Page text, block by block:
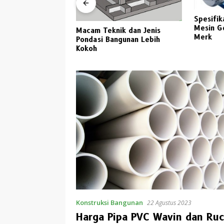
Spesifikasi dan Daftar Harga
Mesin Gerinda Duduk Semua
Merk
Konstruksi Bangunan 22 Agustus 2023
Harga Pipa PVC Wavin dan